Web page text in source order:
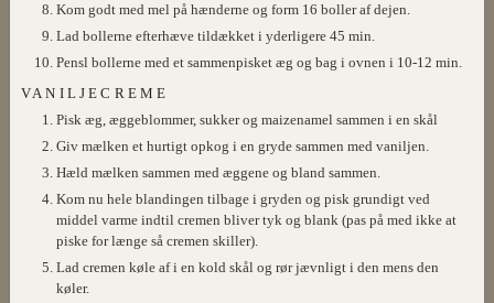
Kom godt med mel på hænderne og form 16 boller af dejen.
Lad bollerne efterhæve tildækket i yderligere 45 min.
Pensl bollerne med et sammenpisket æg og bag i ovnen i 10-12 min.
VANILJECREME
Pisk æg, æggeblommer, sukker og maizenamel sammen i en skål
Giv mælken et hurtigt opkog i en gryde sammen med vaniljen.
Hæld mælken sammen med æggene og bland sammen.
Kom nu hele blandingen tilbage i gryden og pisk grundigt ved
middel varme indtil cremen bliver tyk og blank (pas på med ikke at
piske for længe så cremen skiller).
Lad cremen køle af i en kold skål og rør jævnligt i den mens den
køler.